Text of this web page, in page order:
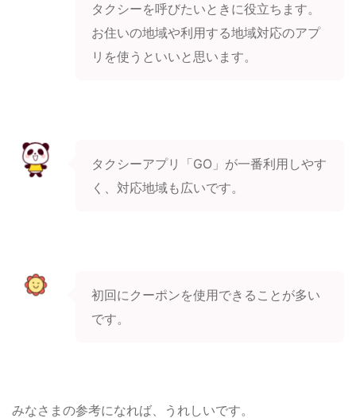
タクシーを呼びたいときに役立ちます。
お住いの地域や利用する地域対応のアプ
リを使うといいと思います。
タクシーアプリ「GO」が一番利用しやす
く、対応地域も広いです。
初回にクーポンを使用できることが多い
です。
みなさまの参考になれば、うれしいです。